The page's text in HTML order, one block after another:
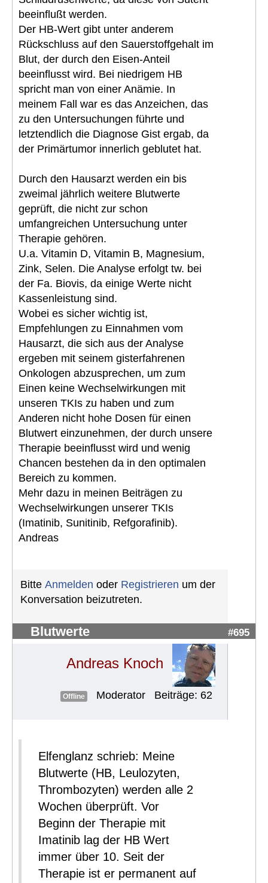
beeinflußt werden.
Der HB-Wert gibt unter anderem
Rückschluss auf den Sauerstoffgehalt im
Blut, der durch den Eisen-Anteil
beeinflusst wird. Bei niedrigem HB
spricht man von einer Anämie. In
meinem Fall war es das Anzeichen, das
zu den Untersuchungen führte und
letztendlich die Diagnose Gist ergab, da
der Primärtumor innerlich geblutet hat.
Durch den Hausarzt werden ein bis
zweimal jährlich weitere Blutwerte
geprüft, die nicht zur schon
umfangreichen Untersuchung unter
Therapie gehören.
U.a. Vitamin D, Vitamin B, Magnesium,
Zink, Selen. Die Analyse erfolgt tw. bei
der Fa. Biovis, da einige Werte nicht
Kassenleistung sind.
Wobei es sicher wichtig ist,
Empfehlungen zu Einnahmen vom
Hausarzt, die sich aus der Analyse
ergeben mit seinem gisterfahrenen
Onkologen abzusprechen, um zum
Einen keine Wechselwirkungen mit
unseren TKIs zu haben und zum
Anderen nicht hohe Dosen für einen
Blutwert einzunehmen, der durch unsere
Therapie beeinflusst wird und wenig
Chancen bestehen da in den optimalen
Bereich zu kommen.
Mehr dazu in meinen Beiträgen zu
Wechselwirkungen unserer TKIs
(Imatinib, Sunitinib, Refgorafinib).
Andreas
Bitte Anmelden oder Registrieren um der
Konversation beizutreten.
Blutwerte #695
Andreas Knoch
Offline Moderator Beiträge: 62
Elfenglanz schrieb: Meine
Blutwerte (HB, Leulozyten,
Thrombozyten) werden alle 2
Wochen überprüft. Vor
Beginn der Therapie mit
Imatinib lag der HB Wert
immer über 10. Seit der
Therapie ist er permanent auf